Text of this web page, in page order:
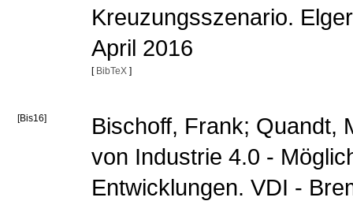
Kreuzungsszenario.
April 2016
[ BibTeX ]
[Bis16]
Bischoff, Frank; Quandt,
von Industrie 4.0 -
Entwicklungen. VDI -